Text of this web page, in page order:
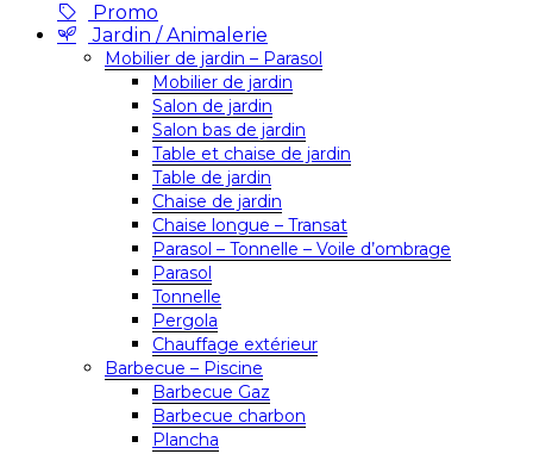
Promo
Jardin / Animalerie
Mobilier de jardin – Parasol
Mobilier de jardin
Salon de jardin
Salon bas de jardin
Table et chaise de jardin
Table de jardin
Chaise de jardin
Chaise longue – Transat
Parasol – Tonnelle – Voile d’ombrage
Parasol
Tonnelle
Pergola
Chauffage extérieur
Barbecue – Piscine
Barbecue Gaz
Barbecue charbon
Plancha